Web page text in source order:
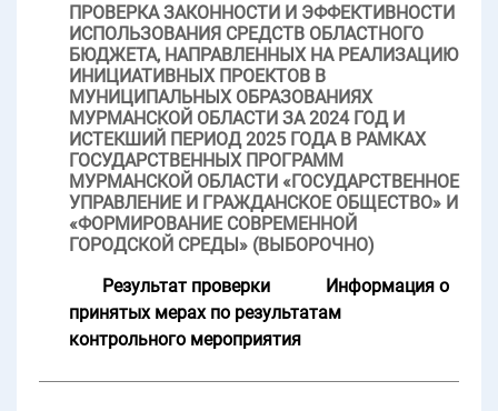
ПРОВЕРКА ЗАКОННОСТИ И ЭФФЕКТИВНОСТИ
ИСПОЛЬЗОВАНИЯ СРЕДСТВ ОБЛАСТНОГО
БЮДЖЕТА, НАПРАВЛЕННЫХ НА РЕАЛИЗАЦИЮ
ИНИЦИАТИВНЫХ ПРОЕКТОВ В
МУНИЦИПАЛЬНЫХ ОБРАЗОВАНИЯХ
МУРМАНСКОЙ ОБЛАСТИ ЗА 2024 ГОД И
ИСТЕКШИЙ ПЕРИОД 2025 ГОДА В РАМКАХ
ГОСУДАРСТВЕННЫХ ПРОГРАММ
МУРМАНСКОЙ ОБЛАСТИ «ГОСУДАРСТВЕННОЕ
УПРАВЛЕНИЕ И ГРАЖДАНСКОЕ ОБЩЕСТВО» И
«ФОРМИРОВАНИЕ СОВРЕМЕННОЙ
ГОРОДСКОЙ СРЕДЫ» (ВЫБОРОЧНО)
Результат проверки
Информация о
принятых мерах по результатам
контрольного мероприятия